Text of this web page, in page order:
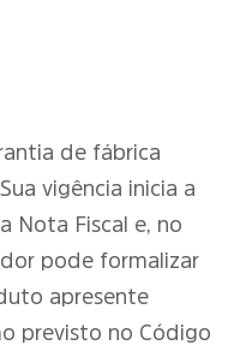
de fábrica
vigência inicia a
Nota Fiscal e, no
pode formalizar
apresente
previsto no Código